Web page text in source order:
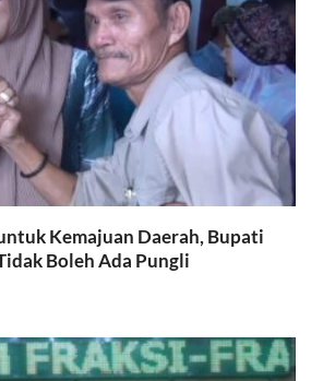
Kemajuan Daerah, Bupati
Boleh Ada Pungli